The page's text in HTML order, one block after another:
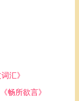
汇》
畅所欲言》